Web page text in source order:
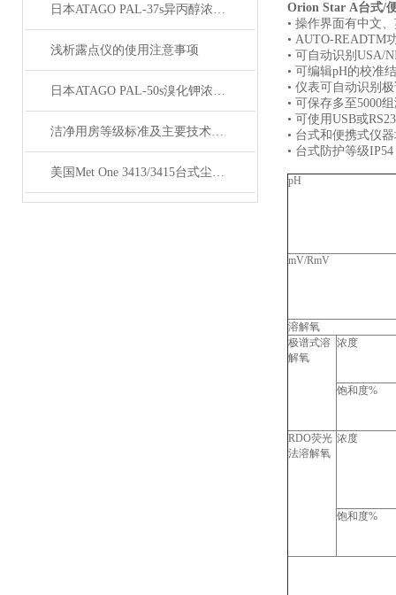
日本ATAGO PAL-37s异丙醇浓度计应用指导
浅析露点仪的使用注意事项
日本ATAGO PAL-50s溴化钾浓度计应用指导
洁净用房等级标准及主要技术指标
美国Met One 3413/3415台式尘埃粒子计数器
Orion Star A台式/
• 操作界面有中文
• AUTO-READTM
• 可自动识别USA/
• 可编辑pH的校准
• 仪表可自动识别
• 可保存多至5000
• 可使用USB或
• 台式和便携式仪
• 台式防护等级
pH
mV/RmV
溶解氧
极谱式溶
解氧
浓度
饱和度%
RDO荧光
法溶解氧
浓度
饱和度%